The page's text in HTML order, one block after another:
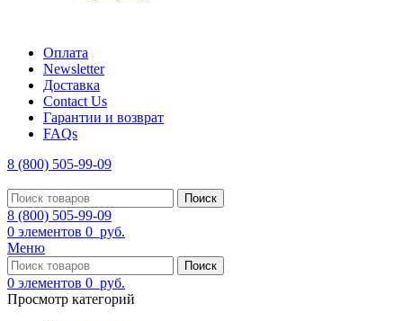
Оплата
Newsletter
Доставка
Contact Us
Гарантии и возврат
FAQs
8 (800) 505-99-09
Поиск
8 (800) 505-99-09
0 элементов 0 руб.
Меню
Поиск
0 элементов 0 руб.
Просмотр категорий